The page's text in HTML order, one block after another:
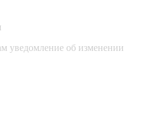
уведомление об изменении